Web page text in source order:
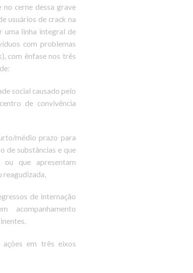
no cerne dessa grave
usuários de crack na
uma linha integral de
com problemas
com ênfase nos três
social causado pelo
de convivência
médio prazo para
de substâncias e que
ou que apresentam
reagudizada,
de internação
acompanhamento
em três eixos